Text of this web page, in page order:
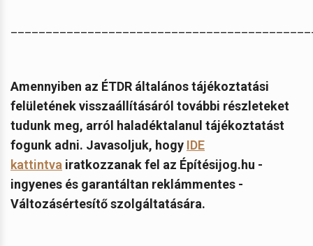
Amennyiben az ÉTDR általános tájékoztatási
felületének visszaállításáról további részleteket
tudunk meg, arról haladéktalanul tájékoztatást
fogunk adni. Javasoljuk, hogy IDE
kattintva iratkozzanak fel az Építésijog.hu -
ingyenes és garantáltan reklámmentes -
Változásértesítő szolgáltatására.